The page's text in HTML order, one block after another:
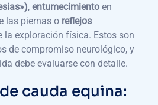
, entumecimiento en
las piernas o reflejos
la exploración física. Estos son
de compromiso neurológico, y
debe evaluarse con detalle.
cauda equina: